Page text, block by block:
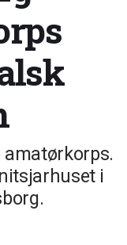
amatørkorps.
i